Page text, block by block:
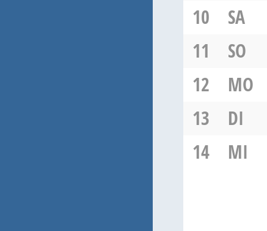
10
SA
11
SO
12
MO
13
DI
14
MI